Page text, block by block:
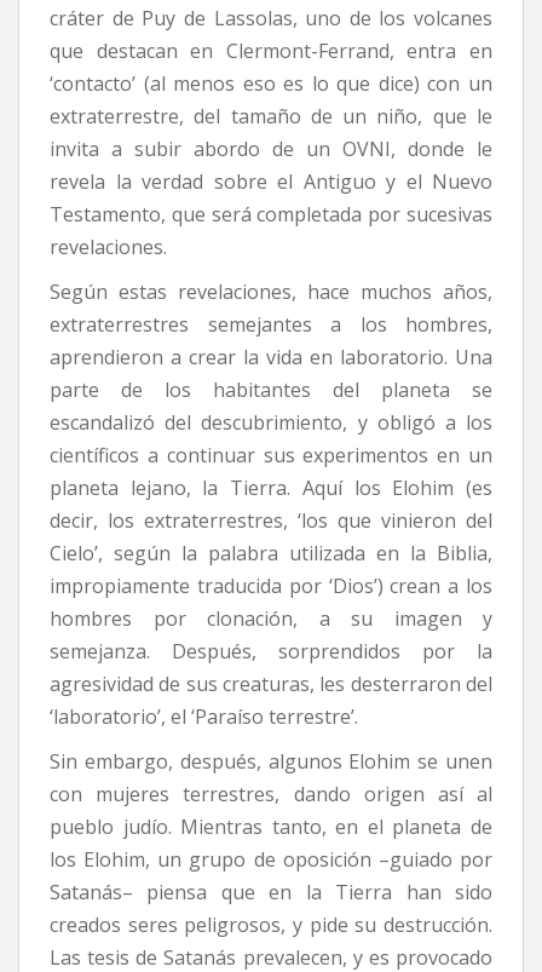
cráter de Puy de Lassolas, uno de los volcanes
que destacan en Clermont-Ferrand, entra en
‘contacto’ (al menos eso es lo que dice) con un
extraterrestre, del tamaño de un niño, que le
invita a subir abordo de un OVNI, donde le
revela la verdad sobre el Antiguo y el Nuevo
Testamento, que será completada por sucesivas
revelaciones.
Según estas revelaciones, hace muchos años,
extraterrestres semejantes a los hombres,
aprendieron a crear la vida en laboratorio. Una
parte de los habitantes del planeta se
escandalizó del descubrimiento, y obligó a los
científicos a continuar sus experimentos en un
planeta lejano, la Tierra. Aquí los Elohim (es
decir, los extraterrestres, ‘los que vinieron del
Cielo’, según la palabra utilizada en la Biblia,
impropiamente traducida por ‘Dios’) crean a los
hombres por clonación, a su imagen y
semejanza. Después, sorprendidos por la
agresividad de sus creaturas, les desterraron del
‘laboratorio’, el ‘Paraíso terrestre’.
Sin embargo, después, algunos Elohim se unen
con mujeres terrestres, dando origen así al
pueblo judío. Mientras tanto, en el planeta de
los Elohim, un grupo de oposición –guiado por
Satanás– piensa que en la Tierra han sido
creados seres peligrosos, y pide su destrucción.
Las tesis de Satanás prevalecen, y es provocado